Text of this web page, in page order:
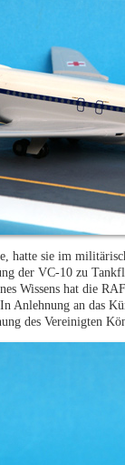
hatte sie im
der VC-10 zu
Wissens hat die
an das
des Vereinigten